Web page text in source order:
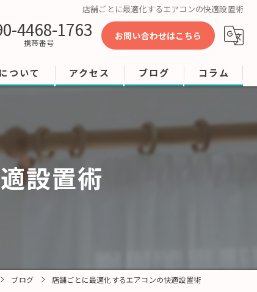
店舗ごとに最適化するエアコンの快適設置術
4468-1763
携帯番号
お問い合わせはこちら
ついて アクセス ブログ コラム
設置術
ブログ 店舗ごとに最適化するエアコンの快適設置術